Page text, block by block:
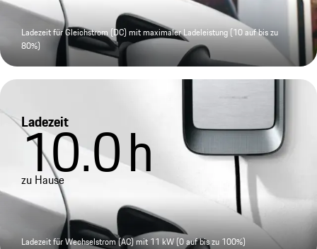
Ladezeit für Gleichstrom (DC) mit maximaler Ladeleistung (10 auf bis zu
80%)
Ladezeit
10.0h
zu Hause
Ladezeit für Wechselstrom (AC) mit 11 kW (0 auf bis zu 100%)